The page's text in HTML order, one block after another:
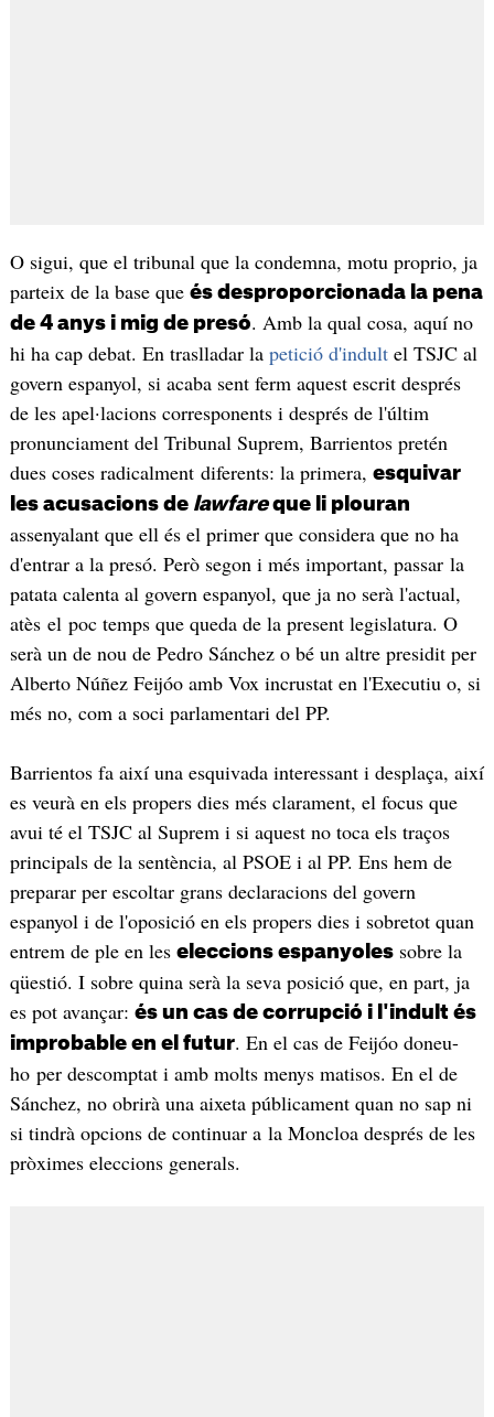
O sigui, que el tribunal que la condemna, motu proprio, ja
parteix de la base que és desproporcionada la pena
de 4 anys i mig de presó. Amb la qual cosa, aquí no
hi ha cap debat. En traslladar la petició d'indultel TSJC al
govern espanyol, si acaba sent ferm aquest escrit després
de les apel·lacions corresponents i després de l'últim
pronunciament del Tribunal Suprem, Barrientos pretén
dues coses radicalment diferents: la primera, esquivar
les acusacions de lawfareque li plouran
assenyalant que ell és el primer que considera que no ha
d'entrar a la presó. Però segon i més important, passar la
patata calenta al govern espanyol, que ja no serà l'actual,
atès el poc temps que queda de la present legislatura. O
serà un de nou de Pedro Sánchez o bé un altre presidit per
Alberto Núñez Feijóo amb Vox incrustat en l'Executiu o, si
més no, com a soci parlamentari del PP.
Barrientos fa així una esquivada interessant i desplaça, així
es veurà en els propers dies més clarament, el focus que
avui té el TSJC al Suprem i si aquest no toca els traços
principals de la sentència, al PSOE i al PP. Ens hem de
preparar per escoltar grans declaracions del govern
espanyol i de l'oposició en els propers dies i sobretot quan
entrem de ple en les eleccions espanyolessobre la
qüestió. I sobre quina serà la seva posició que, en part, ja
es pot avançar: és un cas de corrupció i l'indult és
improbable en el futur. En el cas de Feijóo doneu-
ho per descomptat i amb molts menys matisos. En el de
Sánchez, no obrirà una aixeta públicament quan no sap ni
si tindrà opcions de continuar a la Moncloa després de les
pròximes eleccions generals.